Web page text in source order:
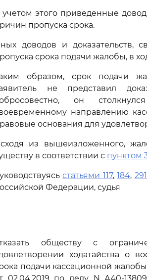
учетом этого приведенные
пропуска срока.
доводов и доказательств,
срока подачи жалобы, в
образом, срок подачи
не представил
он
направлению
основания для
из вышеизложенного,
в соответствии с пунктом
статьями 117,184,
Федерации, судья
обществу с
ходатайства о
подачи кассационной